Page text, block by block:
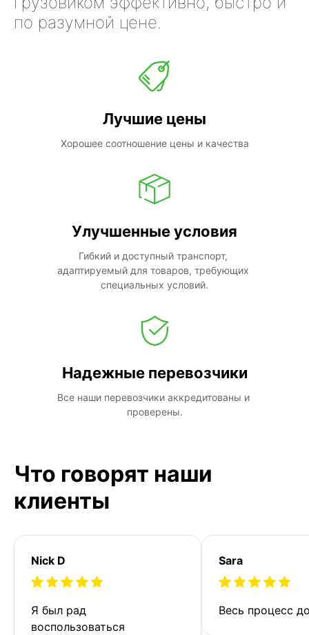
по разумной цене.
Лучшие цены
Хорошее соотношение цены и качества
Улучшенные условия
Гибкий и доступный транспорт,
адаптируемый для товаров, требующих
специальных условий.
Надежные перевозчики
Все наши перевозчики аккредитованы и
проверены.
Что говорят наши
клиенты
Nick D
Я был рад
воспользоваться
Sara
Весь процесс